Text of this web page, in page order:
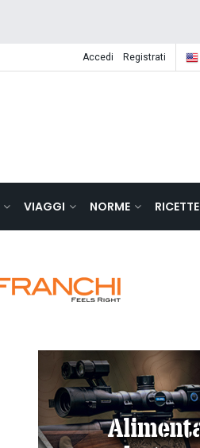
Accedi Registrati
VIAGGI NORME RICETTE